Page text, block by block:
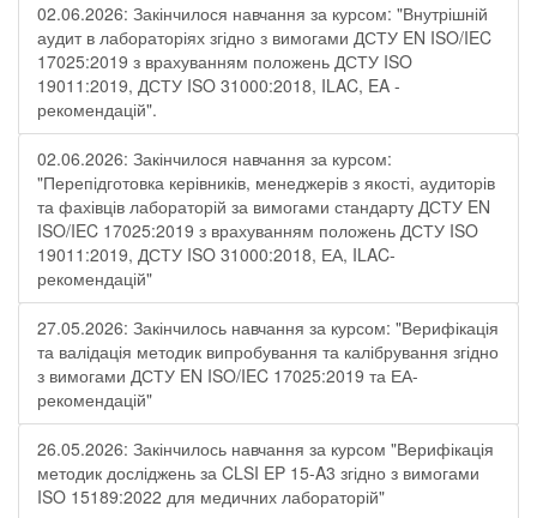
02.06.2026: Закінчилося навчання за курсом: "Внутрішній
аудит в лабораторіях згідно з вимогами ДСТУ EN ISO/IEC
17025:2019 з врахуванням положень ДСТУ ISO
19011:2019, ДСТУ ISO 31000:2018, ILAC, EA -
рекомендацій".
02.06.2026: Закінчилося навчання за курсом:
"Перепідготовка керівників, менеджерів з якості, аудиторів
та фахівців лабораторій за вимогами стандарту ДСТУ EN
ISO/IEC 17025:2019 з врахуванням положень ДСТУ ISO
19011:2019, ДСТУ ISO 31000:2018, ЕА, ILAC-
рекомендацій"
27.05.2026: Закінчилось навчання за курсом: "Верифікація
та валідація методик випробування та калібрування згідно
з вимогами ДСТУ EN ISO/IEC 17025:2019 та ЕА-
рекомендацій"
26.05.2026: Закінчилось навчання за курсом "Верифікація
методик досліджень за CLSI EP 15-A3 згідно з вимогами
ISO 15189:2022 для медичних лабораторій"